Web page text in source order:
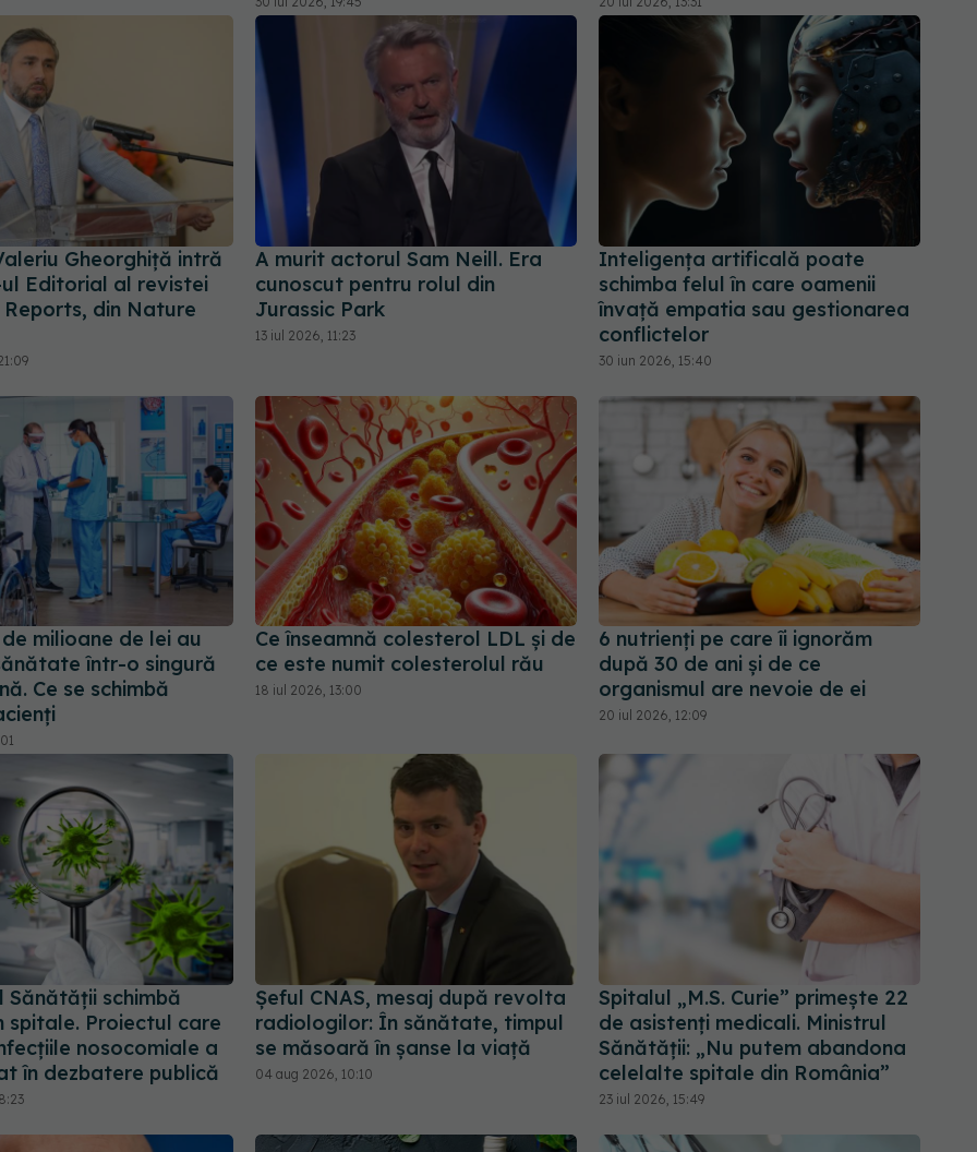
Gheorghiță intră
Editorial al revistei
din Nature
A murit actorul Sam Neill. Era
cunoscut pentru rolul din
Jurassic Park
13 iul 2026, 11:23
Inteligența artificală poate
schimba felul în care oamenii
învață empatia sau gestionarea
conflictelor
30 iun 2026, 15:40
milioane de lei au
într-o singură
Ce se schimbă
Ce înseamnă colesterol LDL și de
ce este numit colesterolul rău
18 iul 2026, 13:00
6 nutrienți pe care îi ignorăm
după 30 de ani și de ce
organismul are nevoie de ei
20 iul 2026, 12:09
Sănătății schimbă
spitale. Proiectul care
nosocomiale a
în dezbatere publică
Șeful CNAS, mesaj după revolta
radiologilor: În sănătate, timpul
se măsoară în șanse la viață
04 aug 2026, 10:10
Spitalul „M.S. Curie” primește 22
de asistenți medicali. Ministrul
Sănătății: „Nu putem abandona
celelalte spitale din România”
23 iul 2026, 15:49